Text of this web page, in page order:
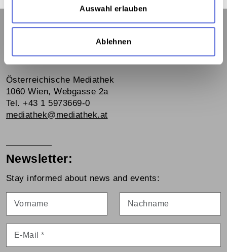
Auswahl erlauben
Ablehnen
Contact:
Österreichische Mediathek
1060 Wien, Webgasse 2a
Tel. +43 1 5973669-0
mediathek@mediathek.at
Newsletter:
Stay informed about news and events: